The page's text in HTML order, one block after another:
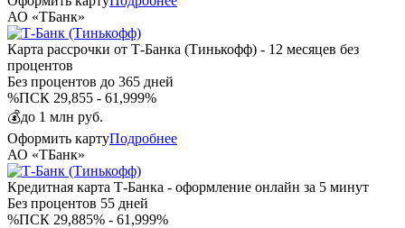
АО «ТБанк»
Карта рассрочки от Т-Банка (Тинькофф) - 12 месяцев без
процентов
Без процентов до 365 дней
%ПСК 29,855 - 61,999%
💰до 1 млн руб.
Оформить картуПодробнее
АО «ТБанк»
Кредитная карта Т-Банка - оформление онлайн за 5 минут
Без процентов 55 дней
%ПСК 29,885% - 61,999%